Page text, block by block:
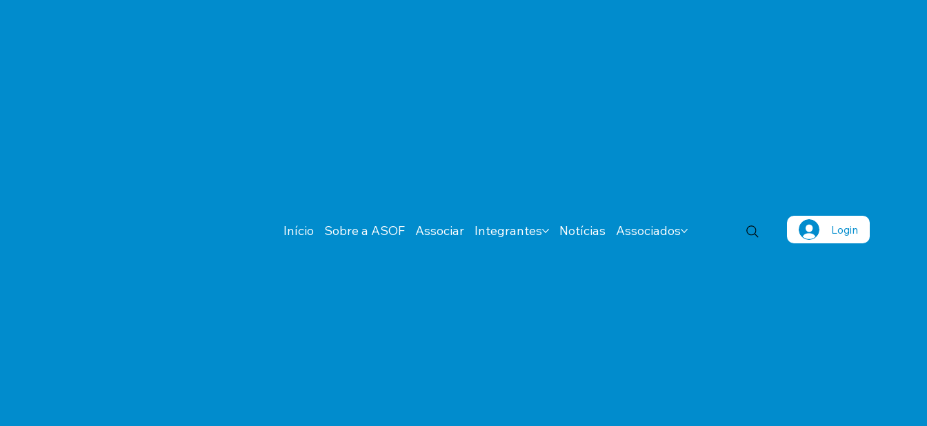
Início Sobre a ASOF Associar Integrantes Notícias Associados Login